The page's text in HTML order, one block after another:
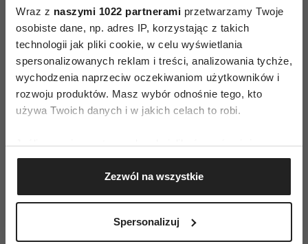
Wraz z naszymi 1022 partnerami przetwarzamy Twoje
osobiste dane, np. adres IP, korzystając z takich
technologii jak pliki cookie, w celu wyświetlania
spersonalizowanych reklam i treści, analizowania tychże,
wychodzenia naprzeciw oczekiwaniom użytkowników i
rozwoju produktów. Masz wybór odnośnie tego, kto
używa Twoich danych i w jakich celach to robi.
Jeśli wyrazisz na to zgodę, chcielibyśmy również:
Gromadzić dane dotyczące Twojej lokalizacji
geograficznej z dokładnością nawet do kilku metrów
Identyfikować Twoje urządzenie, aktywnie
(fingerprinting, czyli wirtualny odcisk palca)
Zezwól na wszystkie
Spersonalizuj
sens tego działania i podsumował go w książce:
„Jeśli co rano pościelisz łóżko,
ukończysz pierwsze zadanie
i zachęci do wykonania
kolejnych wyzwań. A jeśli
dzień jednak okaże się
katastrofą, wrócisz do